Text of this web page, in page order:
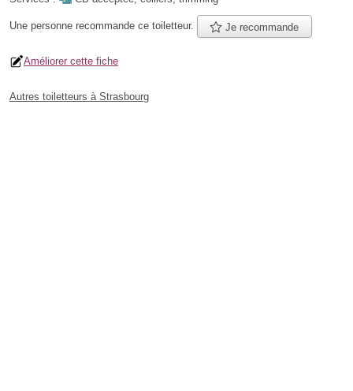
Une personne recommande ce toiletteur. Je recommande
Améliorer cette fiche
Autres toiletteurs à Strasbourg